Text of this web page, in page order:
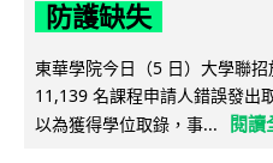
防護缺失
東華學院今日（5 日）大學聯
11,139 名課程申請人錯誤發出
以為獲得學位取錄，事...
閱讀